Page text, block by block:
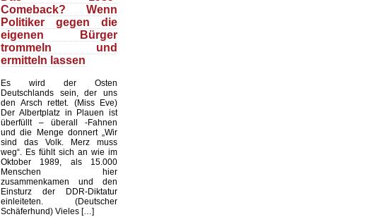
Comeback? Wenn
Politiker gegen die
eigenen Bürger
trommeln und
ermitteln lassen
Es wird der Osten
Deutschlands sein, der uns
den Arsch rettet. (Miss Eve)
Der Albertplatz in Plauen ist
überfüllt – überall -Fahnen
und die Menge donnert „Wir
sind das Volk. Merz muss
weg“. Es fühlt sich an wie im
Oktober 1989, als 15.000
Menschen hier
zusammenkamen und den
Einsturz der DDR-Diktatur
einleiteten. (Deutscher
Schäferhund) Vieles […]